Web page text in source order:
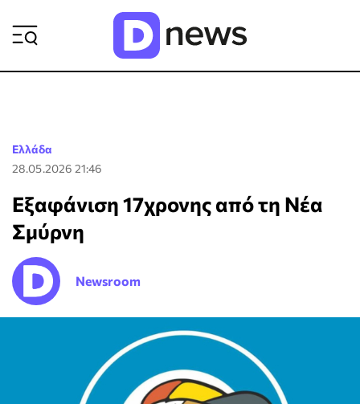
Ελλάδα
28.05.2026 21:46
Εξαφάνιση 17χρονης από τη Νέα
Σμύρνη
Newsroom